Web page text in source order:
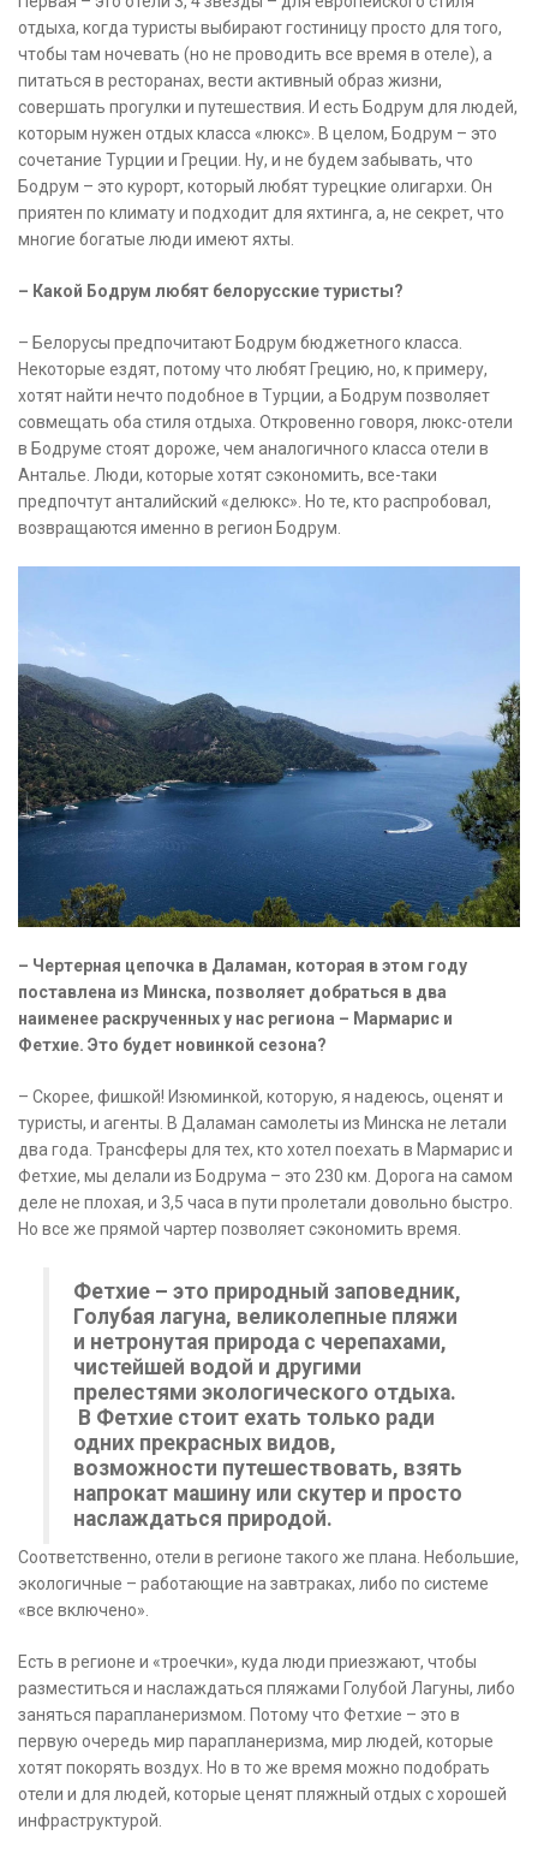
отдыха, когда туристы выбирают гостиницу просто для того,
чтобы там ночевать (но не проводить все время в отеле), а
питаться в ресторанах, вести активный образ жизни,
совершать прогулки и путешествия. И есть Бодрум для людей,
которым нужен отдых класса «люкс». В целом, Бодрум – это
сочетание Турции и Греции. Ну, и не будем забывать, что
Бодрум – это курорт, который любят турецкие олигархи. Он
приятен по климату и подходит для яхтинга, а, не секрет, что
многие богатые люди имеют яхты.
– Какой Бодрум любят белорусские туристы?
– Белорусы предпочитают Бодрум бюджетного класса.
Некоторые ездят, потому что любят Грецию, но, к примеру,
хотят найти нечто подобное в Турции, а Бодрум позволяет
совмещать оба стиля отдыха. Откровенно говоря, люкс-отели
в Бодруме стоят дороже, чем аналогичного класса отели в
Анталье. Люди, которые хотят сэкономить, все-таки
предпочтут анталийский «делюкс». Но те, кто распробовал,
возвращаются именно в регион Бодрум.
– Чертерная цепочка в Даламан, которая в этом году
поставлена из Минска, позволяет добраться в два
наименее раскрученных у нас региона – Мармарис и
Фетхие. Это будет новинкой сезона?
– Скорее, фишкой! Изюминкой, которую, я надеюсь, оценят и
туристы, и агенты. В Даламан самолеты из Минска не летали
два года. Трансферы для тех, кто хотел поехать в Мармарис и
Фетхие, мы делали из Бодрума – это 230 км. Дорога на самом
деле не плохая, и 3,5 часа в пути пролетали довольно быстро.
Но все же прямой чартер позволяет сэкономить время.
Фетхие – это природный заповедник,
Голубая лагуна, великолепные пляжи
и нетронутая природа с черепахами,
чистейшей водой и другими
прелестями экологического отдыха.
В Фетхие стоит ехать только ради
одних прекрасных видов,
возможности путешествовать, взять
напрокат машину или скутер и просто
наслаждаться природой.
Соответственно, отели в регионе такого же плана. Небольшие,
экологичные – работающие на завтраках, либо по системе
«все включено».
Есть в регионе и «троечки», куда люди приезжают, чтобы
разместиться и наслаждаться пляжами Голубой Лагуны, либо
заняться парапланеризмом. Потому что Фетхие – это в
первую очередь мир парапланеризма, мир людей, которые
хотят покорять воздух. Но в то же время можно подобрать
отели и для людей, которые ценят пляжный отдых с хорошей
инфраструктурой.